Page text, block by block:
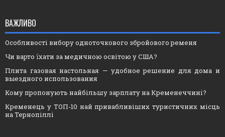
ВАЖЛИВО
Особливості вибору одноточкового збройового ременя
Чи варто їхати за медичною освітою у США?
Плита газовая настольная — удобное решение для дома и
выездного использования
Кому пропонують найбільшу зарплату на Кременеччині?
Кременець у ТОП-10 най привабливіших туристичних місць
на Тернопіллі